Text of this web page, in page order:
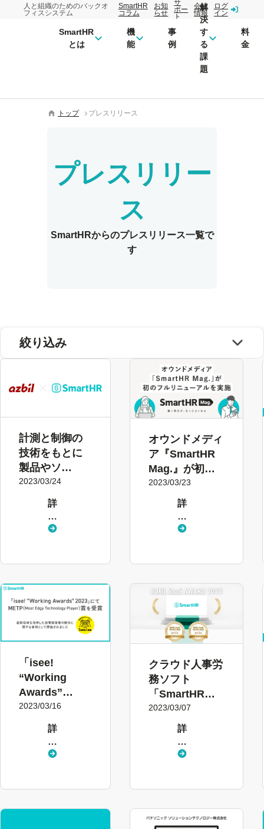
人と組織のためのバックオ
フィスシステム
SmartHR
コラム
お知
らせ
サ
ポー
ト
会社
情報
ログ
イン
SmartHR
とは
機
能
事
例
解
決
す
る
課
題
料
金
トップ プレスリリース
プレスリリー
ス
SmartHRからのプレスリリース一覧で
す
絞り込み
計測と制御の
技術をもとに
製品やソ
リューション
を提供するア
ズビル株式会
2023/03/24
詳
し
く
オウンドメディ
ア『SmartHR
Mag.』が初の
フルリニューア
ルを実施
2023/03/23
詳
し
く
「isee!
“Working
Awards”
2023」にて
METP(Most
Technology
2023/03/16
詳
し
く
クラウド人事労
務ソフト
「SmartHR」
が「BOXIL
SaaS AWARD
で1位を受賞
2023/03/07
詳
し
く